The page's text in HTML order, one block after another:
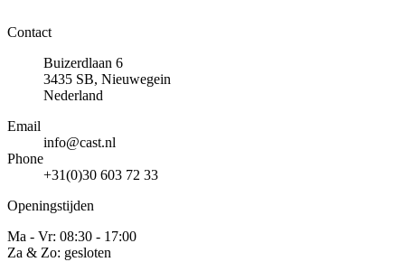
Contact
Buizerdlaan 6
3435 SB, Nieuwegein
Nederland
Email
info@cast.nl
Phone
+31(0)30 603 72 33
Openingstijden
Ma - Vr: 08:30 - 17:00
Za & Zo: gesloten